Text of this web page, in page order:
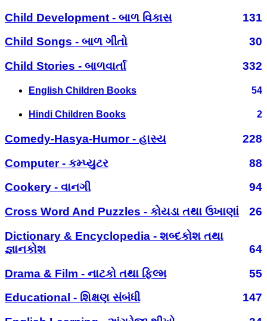
Child Development - બાળ વિકાસ
131
Child Songs - બાળ ગીતો
30
Child Stories - બાળવાર્તા
332
English Children Books 54
Hindi Children Books 2
Comedy-Hasya-Humor - હાસ્ય
228
Computer - કમ્પ્યુટર
88
Cookery - વાનગી
94
Cross Word And Puzzles - કોયડા તથા ઉખાણાં
26
Dictionary & Encyclopedia - શબ્દકોશ તથા
જ્ઞાનકોશ
64
Drama & Film - નાટકો તથા ફિલ્મ
55
Educational - શિક્ષણ સંબંધી
147